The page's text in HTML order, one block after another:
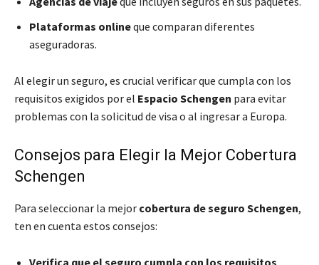
Plataformas onlineque comparan diferentes
aseguradoras.
Al elegir un seguro, es crucial verificar que cumpla con los
requisitos exigidos por el Espacio Schengen para evitar
problemas con la solicitud de visa o al ingresar a Europa.
Consejos para Elegir la Mejor Cobertura
Schengen
Para seleccionar la mejor cobertura de seguro Schengen,
ten en cuenta estos consejos:
Verifica que el seguro cumpla con los requisitos